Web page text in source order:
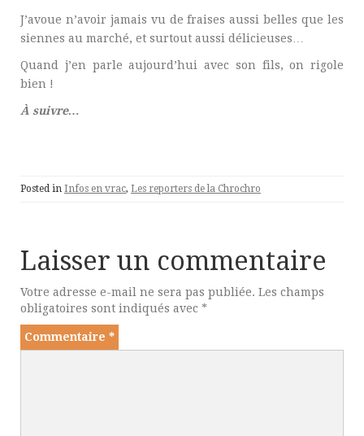
J’avoue n’avoir jamais vu de fraises aussi belles que les
siennes au marché, et surtout aussi délicieuses…
Quand j’en parle aujourd’hui avec son fils, on rigole
bien !
À suivre…
Posted in Infos en vrac, Les reporters de la Chrochro
Laisser un commentaire
Votre adresse e-mail ne sera pas publiée. Les champs
obligatoires sont indiqués avec *
Commentaire *